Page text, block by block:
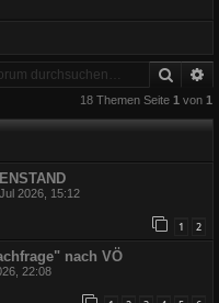
Suche
18 Themen Seite 1 von 1
2026, 15:12
1 2
nach VÖ
22:08